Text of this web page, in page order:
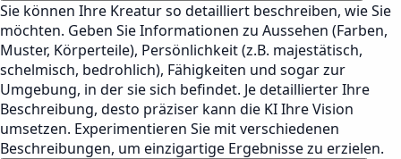
Sie können Ihre Kreatur so detailliert beschreiben, wie Sie
möchten. Geben Sie Informationen zu Aussehen (Farben,
Muster, Körperteile), Persönlichkeit (z.B. majestätisch,
schelmisch, bedrohlich), Fähigkeiten und sogar zur
Umgebung, in der sie sich befindet. Je detaillierter Ihre
Beschreibung, desto präziser kann die KI Ihre Vision
umsetzen. Experimentieren Sie mit verschiedenen
Beschreibungen, um einzigartige Ergebnisse zu erzielen.